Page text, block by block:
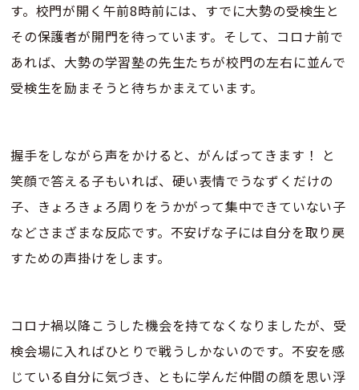
す。校門が開く午前8時前には、すでに大勢の受検生と
その保護者が開門を待っています。そして、コロナ前で
あれば、大勢の学習塾の先生たちが校門の左右に並んで
受検生を励まそうと待ちかまえています。
握手をしながら声をかけると、がんばってきます！ と
笑顔で答える子もいれば、硬い表情でうなずくだけの
子、きょろきょろ周りをうかがって集中できていない子
などさまざまな反応です。不安げな子には自分を取り戻
すための声掛けをします。
コロナ禍以降こうした機会を持てなくなりましたが、受
検会場に入ればひとりで戦うしかないのです。不安を感
じている自分に気づき、ともに学んだ仲間の顔を思い浮